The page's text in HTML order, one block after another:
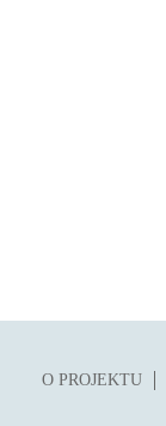
O PROJEKTU